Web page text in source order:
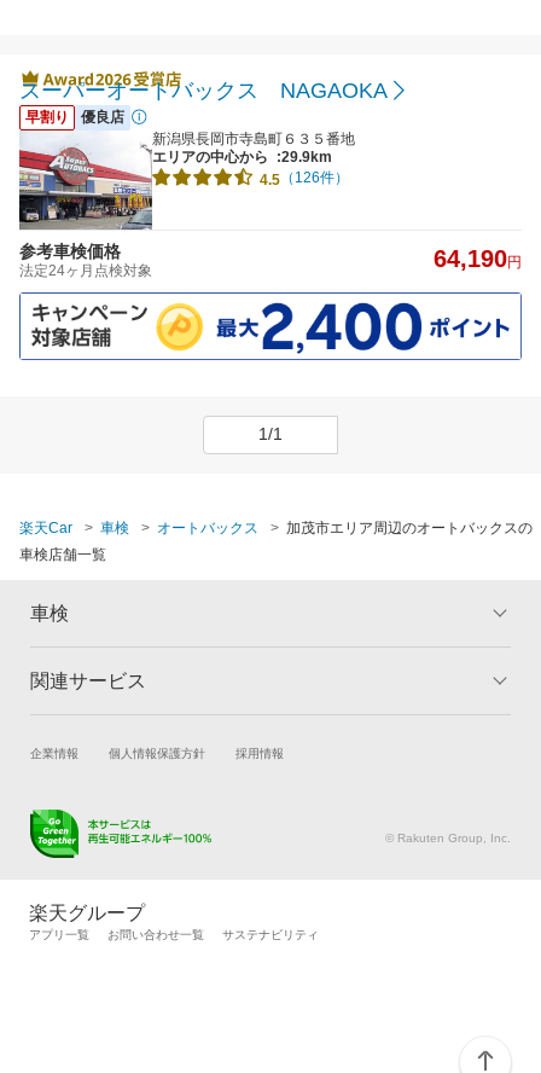
スーパーオートバックス NAGAOKA
早割り
優良店
新潟県長岡市寺島町６３５番地
エリアの中心から
:29.9km
4.5 （126件）
参考車検価格
法定24ヶ月点検対象 64,190円
1/1
楽天Car 車検 オートバックス
加茂市エリア周辺のオートバックスの
車検店舗一覧
車検
トップ
車検の基礎知識 キャンペーン一覧
関連サービス
試乗・商談 新車購入
キズ修理予約
メンテナンス管理
自動車カタログ 自動車保険
企業情報 個人情報保護方針 採用情報
© Rakuten Group, Inc.
楽天グループ
アプリ一覧 お問い合わせ一覧 サステナビリティ